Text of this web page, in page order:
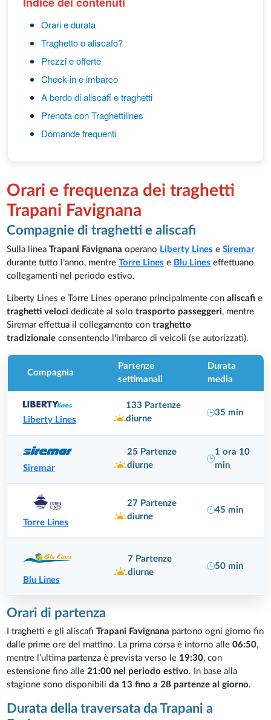
Orari e durata
Traghetto o aliscafo?
Prezzi e offerte
Check-in e imbarco
A bordo di aliscafi e traghetti
Prenota con Traghettilines
Domande frequenti
Orari e frequenza dei traghetti
Trapani Favignana
Compagnie di traghetti e aliscafi
Sulla lineaTrapani Favignana operano Liberty Lines eSiremar
durante tutto l’anno, mentreTorre Lines e Blu Lines effettuano
collegamenti nel periodo estivo.
Liberty Lines e Torre Lines operano principalmente conaliscafie
traghetti velocidedicate al solo trasporto passeggeri, mentre
Siremar effettua il collegamento contraghetto
tradizionale consentendo l'imbarco di veicoli (se autorizzati).
Compagnia
Partenze
settimanali
Durata
media
Liberty Lines
133 Partenze
diurne
35 min
Siremar
25 Partenze
diurne
1 ora 10
min
Torre Lines
27 Partenze
diurne
45 min
Blu Lines
7 Partenze
diurne
50 min
Orari di partenza
I traghetti e gli aliscafiTrapani Favignana partono ogni giorno fin
dalle prime ore del mattino. La prima corsa è intorno alle06:50,
mentre l’ultima partenza è prevista verso le 19:30, con
estensione fino alle21:00 nel periodo estivo. In base alla
stagione sono disponibilida 13 fino a 28 partenze al giorno.
Durata della traversata da Trapani a